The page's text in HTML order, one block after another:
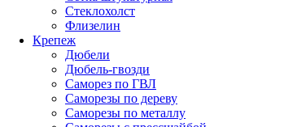
Стеклохолст
Флизелин
Крепеж
Дюбели
Дюбель-гвозди
Саморез по ГВЛ
Саморезы по дереву
Саморезы по металлу